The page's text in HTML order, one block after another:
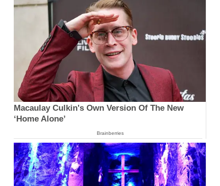
Macaulay Culkin's Own Version Of The New
‘Home Alone’
Brainberries